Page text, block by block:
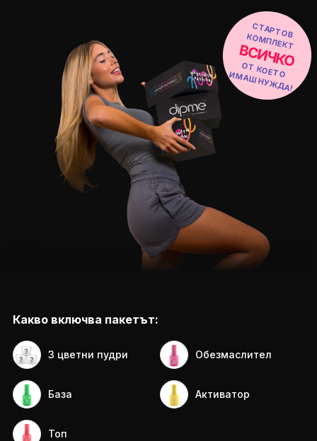
С
ТАРТ
О
В КО
М
ПЛЕКТ
ВСИЧКО
О
Т
КО
ЕТ
О И
М
АШ
НУЖ
Д
А!
Какво включва пакетът:
3 цветни пудри Обезмаслител
База Активатор
Топ